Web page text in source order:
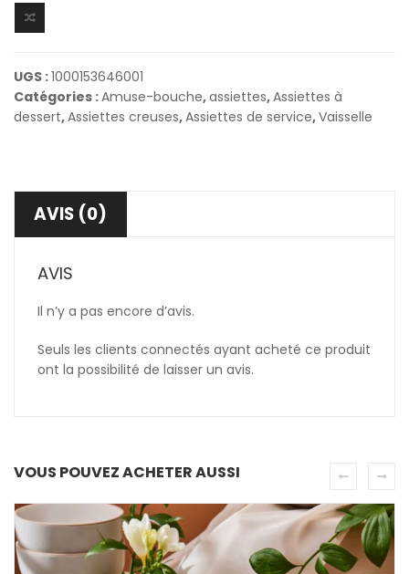
UGS :1000153646001
Catégories :Amuse-bouche,assiettes,Assiettes à
dessert,Assiettes creuses,Assiettes de service,Vaisselle
AVIS (0)
AVIS
Il n’y a pas encore d’avis.
Seuls les clients connectés ayant acheté ce produit
ont la possibilité de laisser un avis.
VOUS POUVEZ ACHETER AUSSI